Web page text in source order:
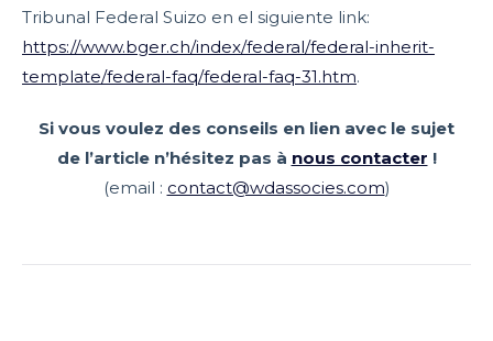
Tribunal Federal Suizo en el siguiente link:
https://www.bger.ch/index/federal/federal-inherit-
template/federal-faq/federal-faq-31.htm.
Si vous voulez des conseils en lien avec le sujet
de l’article n’hésitez pas à nous contacter !
(email : contact@wdassocies.com)